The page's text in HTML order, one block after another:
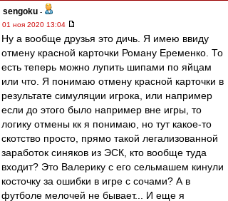
sengoku -
01 ноя 2020 13:04
Ну а вообще друзья это дичь. Я имею ввиду
отмену красной карточки Роману Еременко. То
есть теперь можно лупить шипами по яйцам
или что. Я понимаю отмену красной карточки в
результате симуляции игрока, или например
если до этого было например вне игры, то
логику отмены кк я понимаю, но тут какое-то
скотство просто, прямо такой легализованной
заработок синяков из ЭСК, кто вообще туда
входит? Это Валерику с его сельмашем кинули
косточку за ошибки в игре с сочами? А в
футболе мелочей не бывает... И еще я